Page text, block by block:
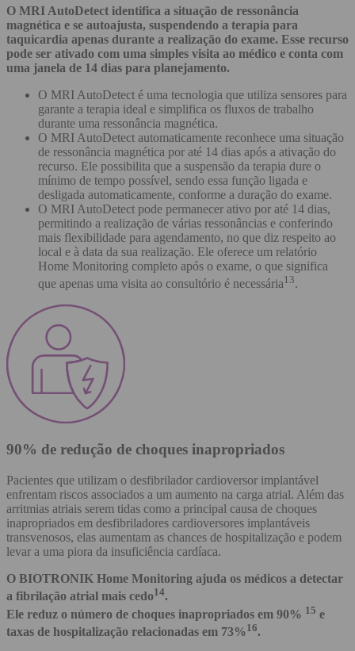
O MRI AutoDetect identifica a situação de ressonância
magnética e se autoajusta, suspendendo a terapia para
taquicardia apenas durante a realização do exame. Esse recurso
pode ser ativado com uma simples visita ao médico e conta com
uma janela de 14 dias para planejamento.
O MRI AutoDetect é uma tecnologia que utiliza sensores para
garante a terapia ideal e simplifica os fluxos de trabalho
durante uma ressonância magnética.
O MRI AutoDetect automaticamente reconhece uma situação
de ressonância magnética por até 14 dias após a ativação do
recurso. Ele possibilita que a suspensão da terapia dure o
mínimo de tempo possível, sendo essa função ligada e
desligada automaticamente, conforme a duração do exame.
O MRI AutoDetect pode permanecer ativo por até 14 dias,
permitindo a realização de várias ressonâncias e conferindo
mais flexibilidade para agendamento, no que diz respeito ao
local e à data da sua realização. Ele oferece um relatório
Home Monitoring completo após o exame, o que significa
que apenas uma visita ao consultório é necessária13.
90% de redução de choques inapropriados
Pacientes que utilizam o desfibrilador cardioversor implantável
enfrentam riscos associados a um aumento na carga atrial. Além das
arritmias atriais serem tidas como a principal causa de choques
inapropriados em desfibriladores cardioversores implantáveis
transvenosos, elas aumentam as chances de hospitalização e podem
levar a uma piora da insuficiência cardíaca.
O BIOTRONIK Home Monitoring ajuda os médicos a detectar
a fibrilação atrial mais cedo14.
Ele reduz o número de choques inapropriados em 90% 15 e
taxas de hospitalização relacionadas em 73%16.